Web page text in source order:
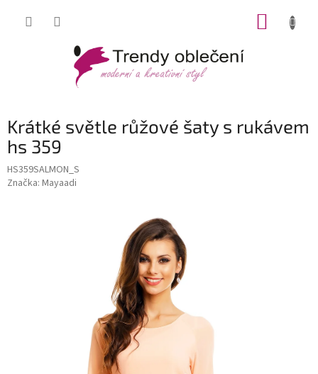
Krátké světle růžové šaty s rukávem
hs 359
HS359SALMON_S
Značka: Mayaadi